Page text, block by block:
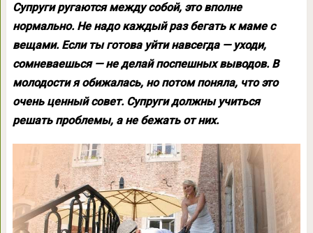
Супруги ругаются между собой, это вполне
нормально. Не надо каждый раз бегать к маме с
вещами. Если ты готова уйти навсегда — уходи,
сомневаешься — не делай поспешных выводов. В
молодости я обижалась, но потом поняла, что это
очень ценный совет. Супруги должны учиться
решать проблемы, а не бежать от них.